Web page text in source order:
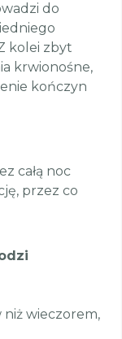
do
kolei zbyt
krwionośne,
kończyn
całą noc
przez co
niż wieczorem,